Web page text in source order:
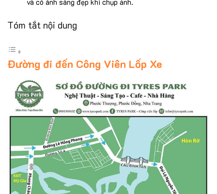
và có ánh sáng đẹp khi chụp ảnh.
Tóm tắt nội dung
Đường đi đến Công Viên Lốp Xe